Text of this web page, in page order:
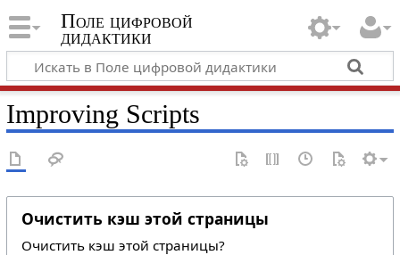
Поле цифровой
дидактики
Improving Scripts
Очистить кэш этой страницы
Очистить кэш этой страницы?